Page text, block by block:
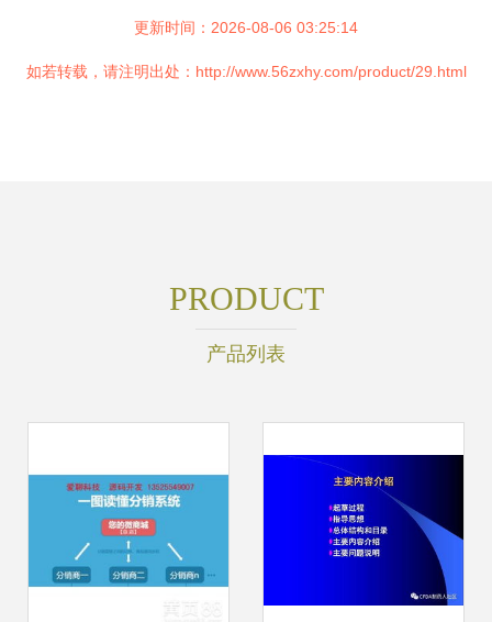
更新时间：2026-08-06 03:25:14
如若转载，请注明出处：http://www.56zxhy.com/product/29.html
PRODUCT
产品列表